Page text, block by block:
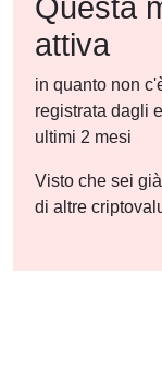
Questa
attiva
in quanto non
registrata dagli
ultimi 2 mesi
Visto che sei
di altre